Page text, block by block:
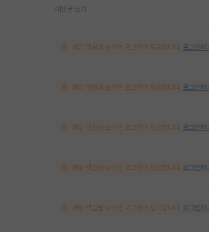
대댓글 쓰기
해당 댓글을 보려면 로그인이 필요합니다. 로그인하
해당 댓글을 보려면 로그인이 필요합니다. 로그인하
해당 댓글을 보려면 로그인이 필요합니다. 로그인하
해당 댓글을 보려면 로그인이 필요합니다. 로그인하
해당 댓글을 보려면 로그인이 필요합니다. 로그인하